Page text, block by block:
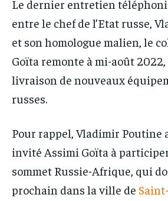
Le dernier entretien
entre le chef de l’Etat russe,
et son homologue malien, le
Goïta remonte à mi-août 2022,
livraison de nouveaux
russes.
Pour rappel, Vladimir Poutine
invité Assimi Goïta à
sommet Russie-Afrique, qui
prochain dans la ville de